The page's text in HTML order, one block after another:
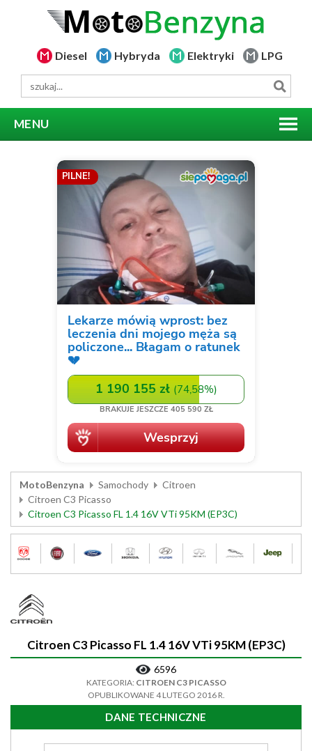
Diesel Hybryda Elektryki LPG
MENU
MotoBenzyna Samochody
Citroen
Citroen C3 Picasso
Citroen C3 Picasso FL 1.4 16V VTi 95KM (EP3C)
Citroen C3 Picasso FL 1.4 16V VTi 95KM (EP3C)
6596
KATEGORIA: CITROEN C3 PICASSO
OPUBLIKOWANE 4 LUTEGO 2016 R.
DANE TECHNICZNE